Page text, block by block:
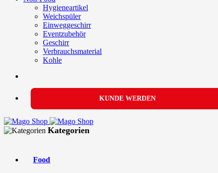
Hygieneartikel
Weichspüler
Einweggeschirr
Eventzubehör
Geschirr
Verbrauchsmaterial
Kohle
KUNDE WERDEN
Kategorien
Food